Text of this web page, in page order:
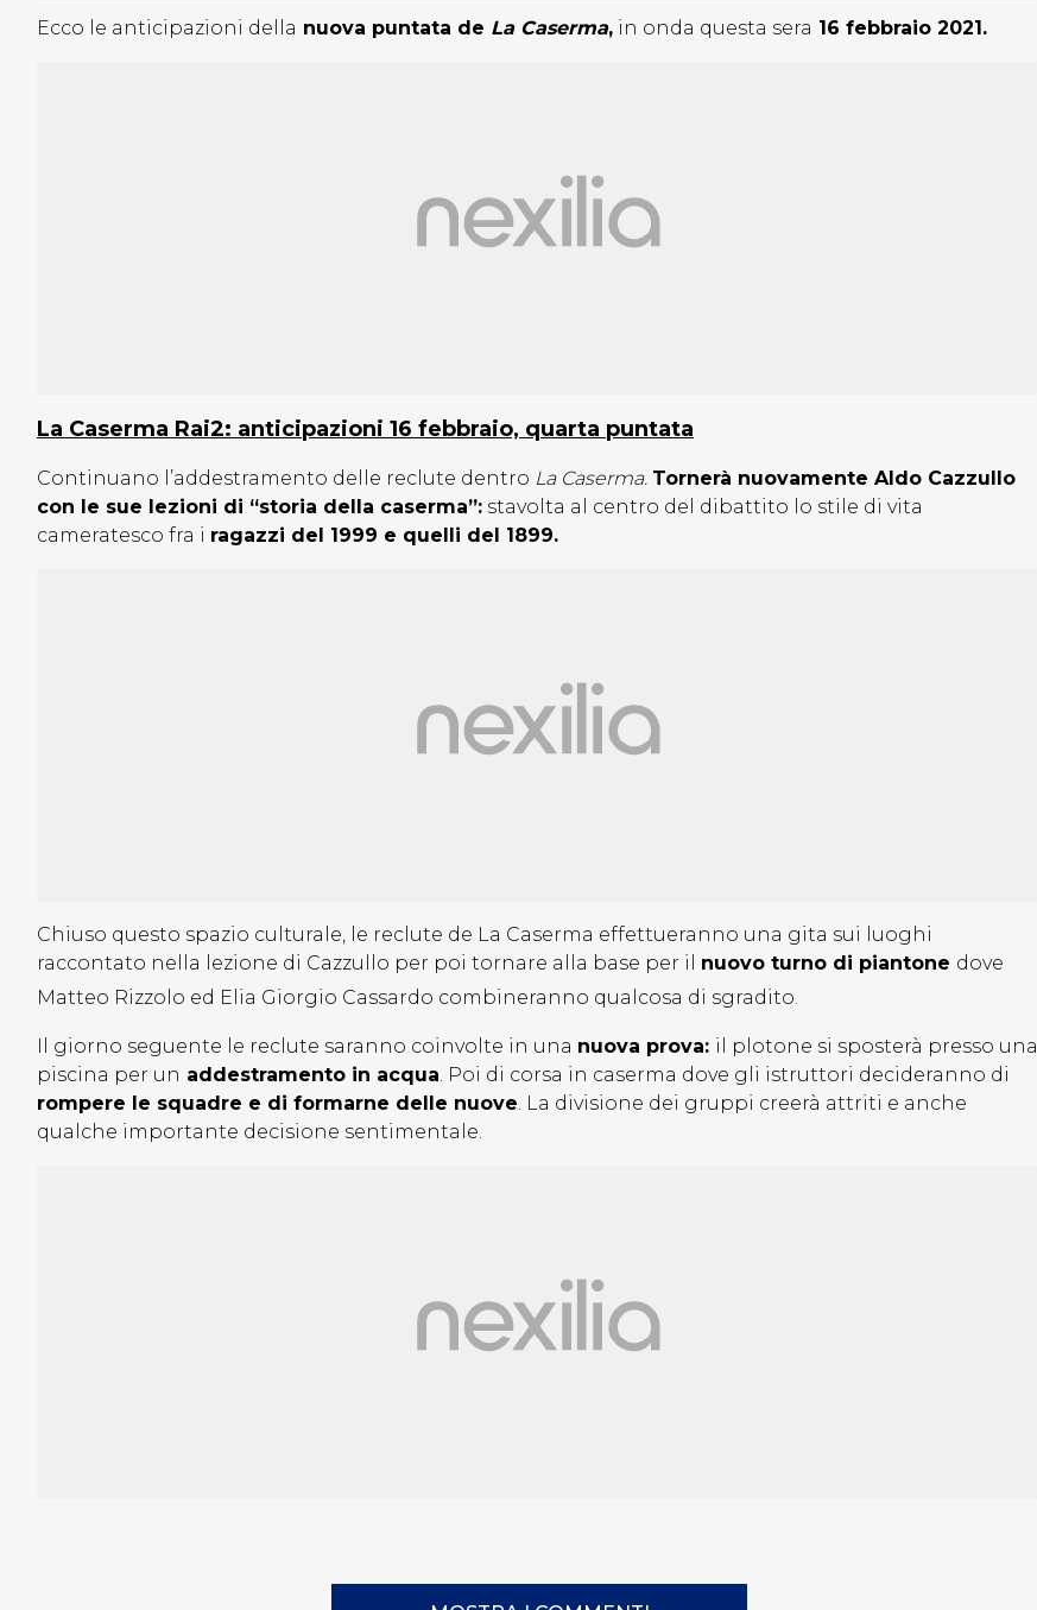
Ecco le anticipazioni della nuova puntata de La Caserma, in onda questa sera 16 febbraio 2021.
La Caserma Rai2: anticipazioni 16 febbraio, quarta puntata
Continuano l’addestramento delle reclute dentro La Caserma. Tornerà nuovamente Aldo Cazzullo
con le sue lezioni di “storia della caserma”: stavolta al centro del dibattito lo stile di vita
cameratesco fra i ragazzi del 1999 e quelli del 1899.
Chiuso questo spazio culturale, le reclute de La Caserma effettueranno una gita sui luoghi
raccontato nella lezione di Cazzullo per poi tornare alla base per il nuovo turno di piantone dove
Matteo Rizzolo ed Elia Giorgio Cassardo combineranno qualcosa di sgradito.
Il giorno seguente le reclute saranno coinvolte in una nuova prova: il plotone si sposterà presso una
piscina per un addestramento in acqua. Poi di corsa in caserma dove gli istruttori decideranno di
rompere le squadre e di formarne delle nuove. La divisione dei gruppi creerà attriti e anche
qualche importante decisione sentimentale.